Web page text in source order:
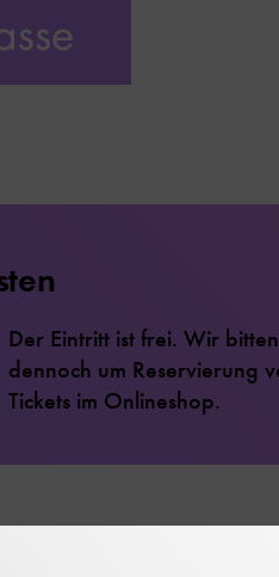
Der Eintritt ist frei. Wir bitten
dennoch um Reservierung
Tickets im Onlineshop.